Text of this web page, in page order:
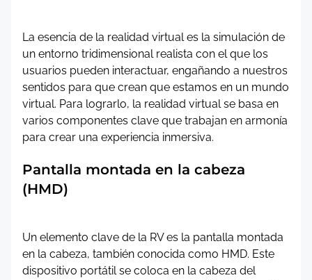
La esencia de la realidad virtual es la simulación de
un entorno tridimensional realista con el que los
usuarios pueden interactuar, engañando a nuestros
sentidos para que crean que estamos en un mundo
virtual. Para lograrlo, la realidad virtual se basa en
varios componentes clave que trabajan en armonía
para crear una experiencia inmersiva.
Pantalla montada en la cabeza
(HMD)
Un elemento clave de la RV es la pantalla montada
en la cabeza, también conocida como HMD. Este
dispositivo portátil se coloca en la cabeza del